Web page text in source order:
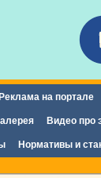
Реклама на портале
Видео про
Нормативы и